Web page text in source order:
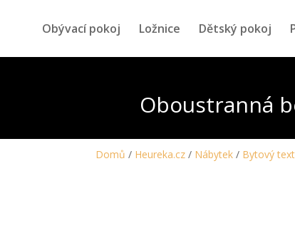
Obývací pokoj Ložnice Dětský pokoj
Oboustranná
Domů / Heureka.cz / Nábytek / Bytový